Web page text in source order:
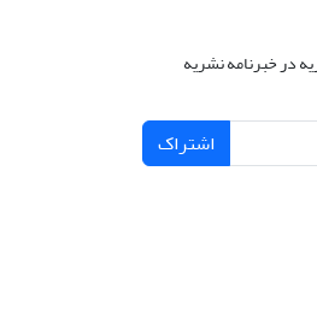
در خبرنامه نشریه
اشتراک